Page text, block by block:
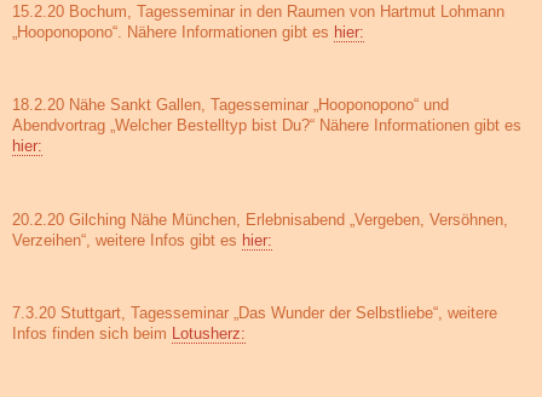
15.2.20 Bochum, Tagesseminar in den Raumen von Hartmut Lohmann
„Hooponopono“. Nähere Informationen gibt es hier:
18.2.20 Nähe Sankt Gallen, Tagesseminar „Hooponopono“ und
Abendvortrag „Welcher Bestelltyp bist Du?“ Nähere Informationen gibt es
hier:
20.2.20 Gilching Nähe München, Erlebnisabend „Vergeben, Versöhnen,
Verzeihen“, weitere Infos gibt es hier:
7.3.20 Stuttgart, Tagesseminar „Das Wunder der Selbstliebe“, weitere
Infos finden sich beim Lotusherz: